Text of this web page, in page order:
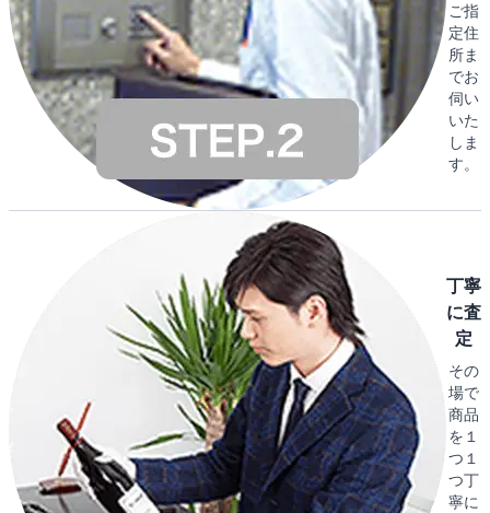
ご指
定住
所ま
でお
伺い
いた
しま
す。
丁寧
に査
定
その
場で
商品
を１
つ１
つ丁
寧に